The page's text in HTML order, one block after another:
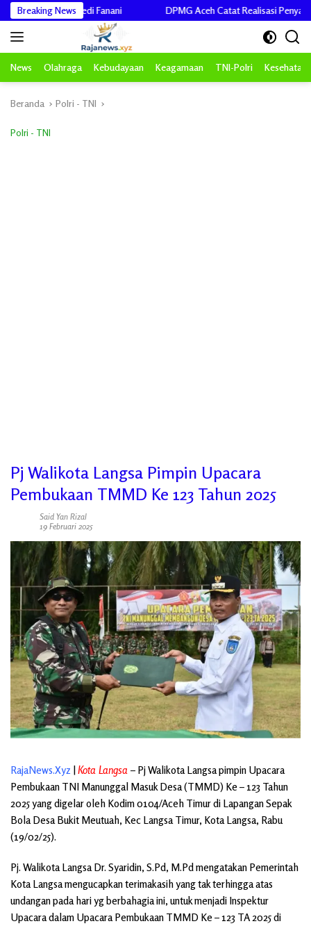
Langsung
ke
konten
Breaking News
Tedi Fanani DPMG Aceh Catat Realisasi Penyaluran Dana
News Olahraga Kebudayaan Keagamaan TNI-Polri Kesehatan
Beranda Polri - TNI
Polri - TNI
Pj Walikota Langsa Pimpin Upacara
Pembukaan TMMD Ke 123 Tahun 2025
Said Yan Rizal
19 Februari 2025
RajaNews.Xyz |Kota Langsa – Pj Walikota Langsa pimpin Upacara
Pembukaan TNI Manunggal Masuk Desa (TMMD) Ke – 123 Tahun
2025 yang digelar oleh Kodim 0104/Aceh Timur di Lapangan Sepak
Bola Desa Bukit Meutuah, Kec Langsa Timur, Kota Langsa, Rabu
(19/02/25).
Pj. Walikota Langsa Dr. Syaridin, S.Pd, M.Pd mengatakan Pemerintah
Kota Langsa mengucapkan terimakasih yang tak terhingga atas
undangan pada hari yg berbahagia ini, untuk menjadi Inspektur
Upacara dalam Upacara Pembukaan TMMD Ke – 123 TA 2025 di